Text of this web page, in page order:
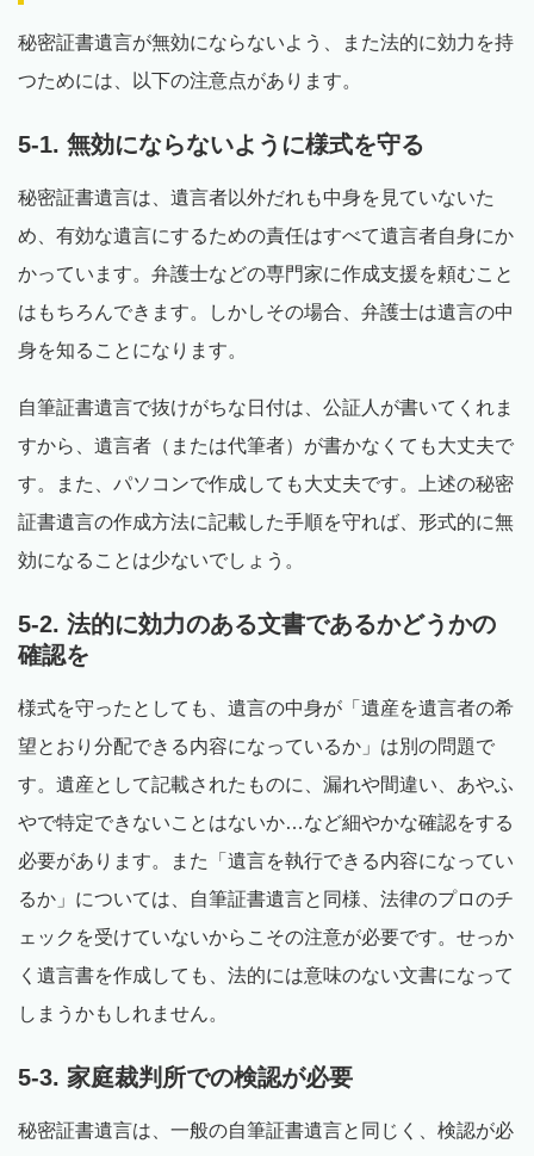
秘密証書遺言が無効にならないよう、また法的に効力を持
つためには、以下の注意点があります。
5-1. 無効にならないように様式を守る
秘密証書遺言は、遺言者以外だれも中身を見ていないた
め、有効な遺言にするための責任はすべて遺言者自身にか
かっています。弁護士などの専門家に作成支援を頼むこと
はもちろんできます。しかしその場合、弁護士は遺言の中
身を知ることになります。
自筆証書遺言で抜けがちな日付は、公証人が書いてくれま
すから、遺言者（または代筆者）が書かなくても大丈夫で
す。また、パソコンで作成しても大丈夫です。上述の秘密
証書遺言の作成方法に記載した手順を守れば、形式的に無
効になることは少ないでしょう。
5-2. 法的に効力のある文書であるかどうかの
確認を
様式を守ったとしても、遺言の中身が「遺産を遺言者の希
望とおり分配できる内容になっているか」は別の問題で
す。遺産として記載されたものに、漏れや間違い、あやふ
やで特定できないことはないか…など細やかな確認をする
必要があります。また「遺言を執行できる内容になってい
るか」については、自筆証書遺言と同様、法律のプロのチ
ェックを受けていないからこその注意が必要です。せっか
く遺言書を作成しても、法的には意味のない文書になって
しまうかもしれません。
5-3. 家庭裁判所での検認が必要
秘密証書遺言は、一般の自筆証書遺言と同じく、検認が必